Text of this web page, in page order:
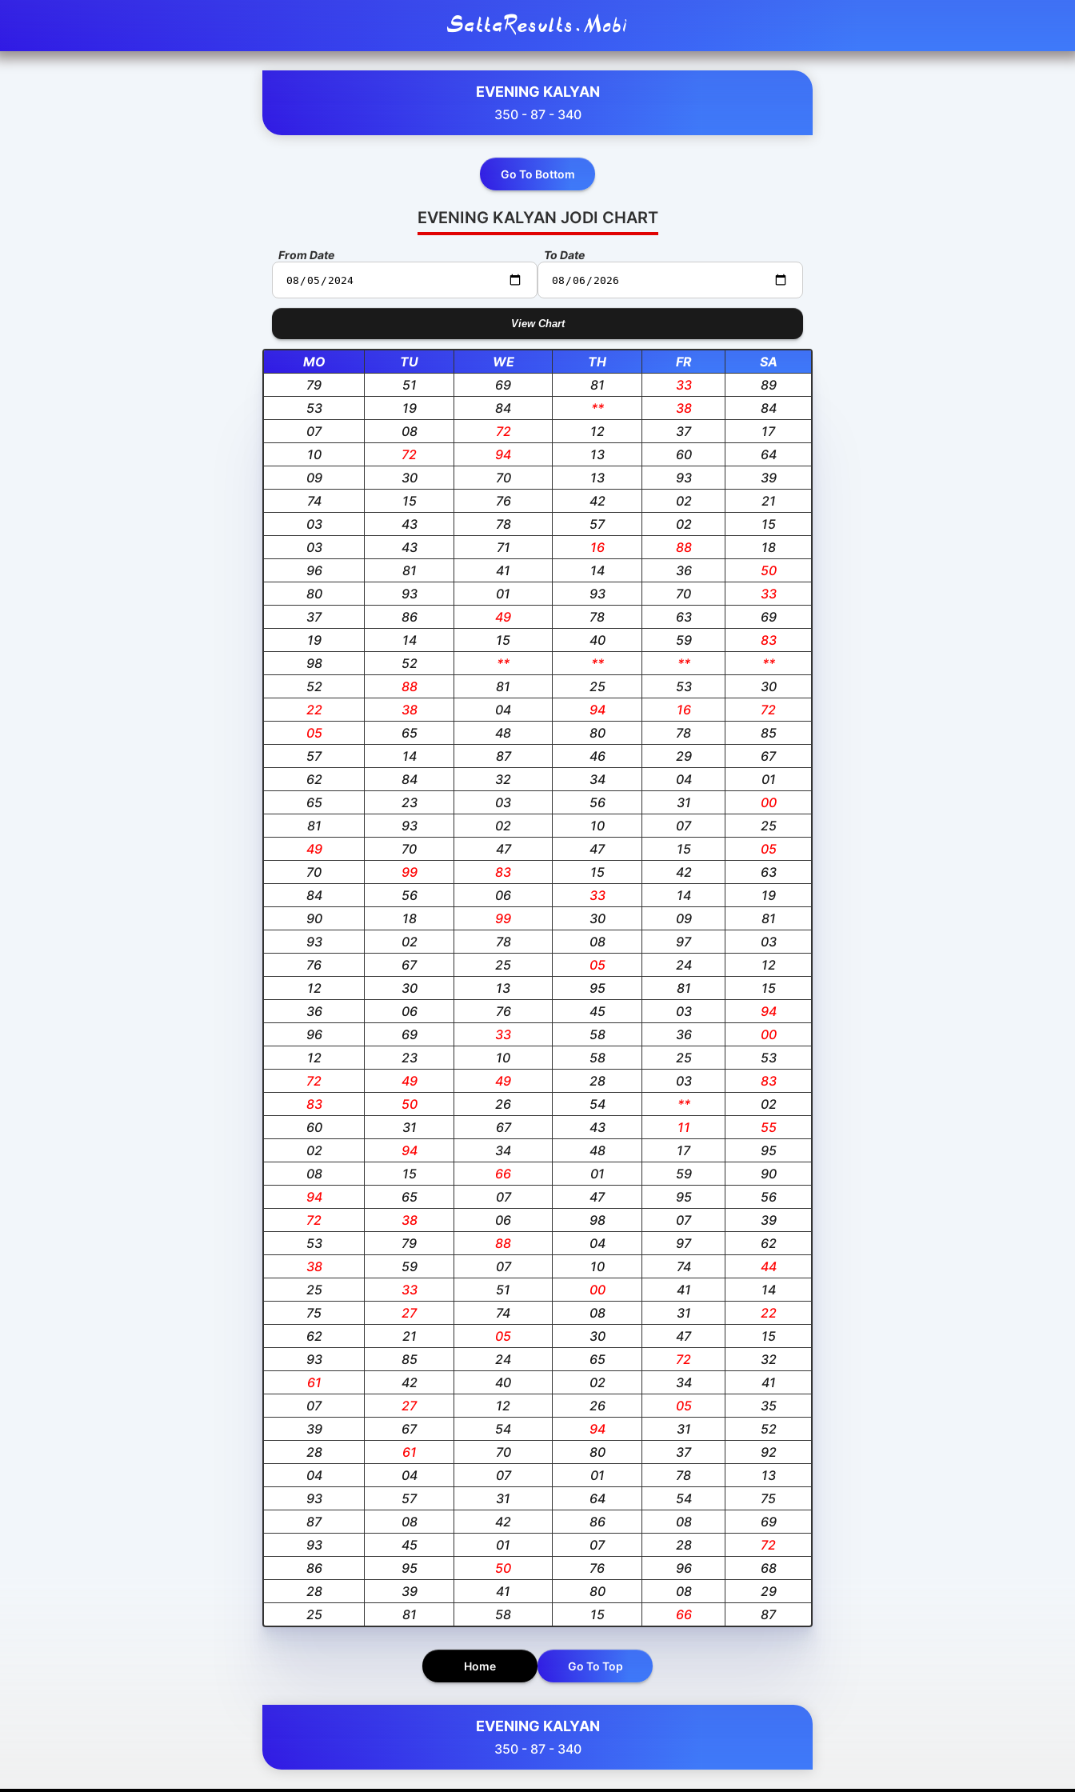
SattaResults.Mobi
EVENING KALYAN
350 - 87 - 340
Go To Bottom
EVENING KALYAN JODI CHART
From Date To Date
View Chart
MO TU WE TH FR
SA
79
51 69 81 33
89
53
19 84 ** 38
84
07
08 72 12 37
17
10
72 94 13 60
64
09
30 70 13 93
39
74
15 76 42 02
21
03
43 78 57 02
15
03
43 71 16 88
18
96
81 41 14 36
50
80
93 01 93 70
33
37
86 49 78 63
69
19
14 15 40 59
83
98
52 ** ** **
**
52
88 81 25 53
30
22
38 04 94 16
72
05
65 48 80 78
85
57
14 87 46 29
67
62
84 32 34 04
01
65
23 03 56 31
00
81
93 02 10 07
25
49
70 47 47 15
05
70
99 83 15 42
63
84
56 06 33 14
19
90
18 99 30 09
81
93
02 78 08 97
03
76
67 25 05 24
12
12
30 13 95 81
15
36
06 76 45 03
94
96
69 33 58 36
00
12
23 10 58 25
53
72
49 49 28 03
83
83
50 26 54 **
02
60
31 67 43 11
55
02
94 34 48 17
95
08
15 66 01 59
90
94
65 07 47 95
56
72
38 06 98 07
39
53
79 88 04 97
62
38
59 07 10 74
44
25
33 51 00 41
14
75
27 74 08 31
22
62
21 05 30 47
15
93
85 24 65 72
32
61
42 40 02 34
41
07
27 12 26 05
35
39
67 54 94 31
52
28
61 70 80 37
92
04
04 07 01 78
13
93
57 31 64 54
75
87
08 42 86 08
69
93
45 01 07 28
72
86
95 50 76 96
68
28
39 41 80 08
29
25
81 58 15 66 87
Home Go To Top
EVENING KALYAN
350 - 87 - 340